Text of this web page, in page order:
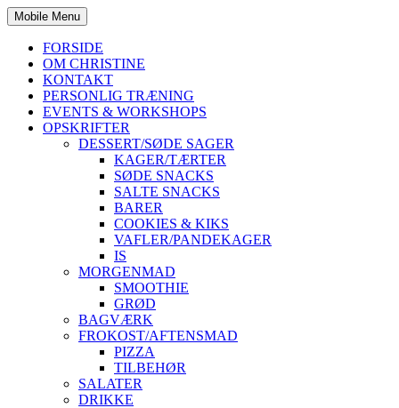
Mobile Menu
FORSIDE
OM CHRISTINE
KONTAKT
PERSONLIG TRÆNING
EVENTS & WORKSHOPS
OPSKRIFTER
DESSERT/SØDE SAGER
KAGER/TÆRTER
SØDE SNACKS
SALTE SNACKS
BARER
COOKIES & KIKS
VAFLER/PANDEKAGER
IS
MORGENMAD
SMOOTHIE
GRØD
BAGVÆRK
FROKOST/AFTENSMAD
PIZZA
TILBEHØR
SALATER
DRIKKE